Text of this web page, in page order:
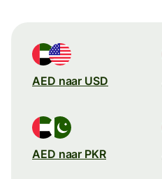
AED naar USD
AED naar PKR